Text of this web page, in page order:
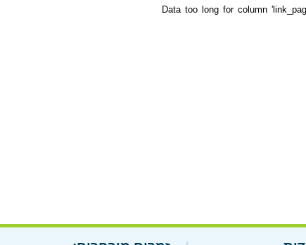
Data too long for column